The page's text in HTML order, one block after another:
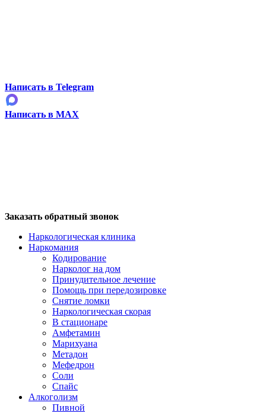
Написать в Telegram
Написать в MAX
Заказать обратный звонок
Наркологическая клиника
Наркомания
Кодирование
Нарколог на дом
Принудительное лечение
Помощь при передозировке
Снятие ломки
Наркологическая скорая
В стационаре
Амфетамин
Марихуана
Метадон
Мефедрон
Соли
Спайс
Алкоголизм
Пивной